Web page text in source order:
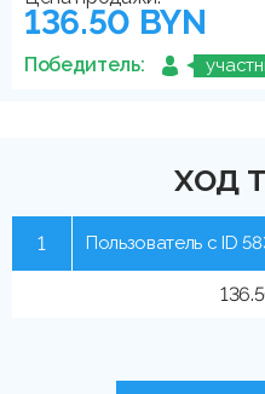
136.50 BYN
Победитель:
ХОД
1 Пользователь с ID